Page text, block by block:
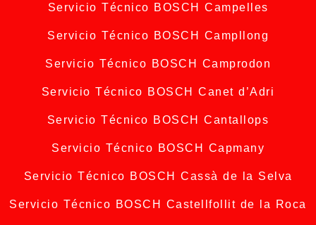
Servicio Técnico BOSCH Campelles
Servicio Técnico BOSCH Campllong
Servicio Técnico BOSCH Camprodon
Servicio Técnico BOSCH Canet d’Adri
Servicio Técnico BOSCH Cantallops
Servicio Técnico BOSCH Capmany
Servicio Técnico BOSCH Cassà de la Selva
Servicio Técnico BOSCH Castellfollit de la Roca